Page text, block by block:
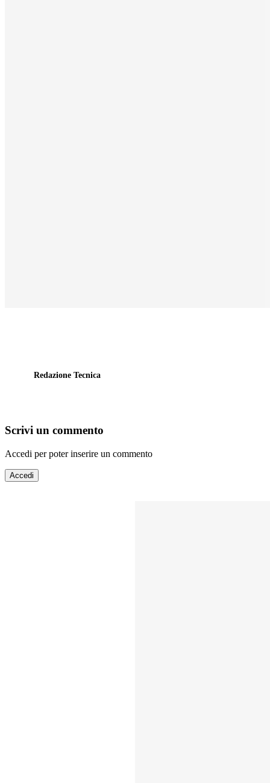
Redazione Tecnica
Scrivi un commento
Accedi per poter inserire un commento
Accedi